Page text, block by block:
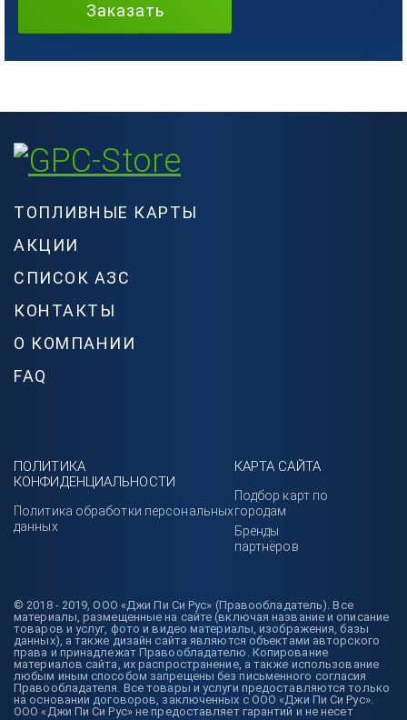
Заказать
ТОПЛИВНЫЕ КАРТЫ
АКЦИИ
СПИСОК АЗС
КОНТАКТЫ
О КОМПАНИИ
FAQ
© 2018 - 2019, ООО «Джи Пи Си Рус» (Правообладатель). Все
материалы, размещенные на сайте (включая название и описание
товаров и услуг, фото и видео материалы, изображения, базы
данных), а также дизайн сайта являются объектами авторского
права и принадлежат Правообладателю. Копирование
материалов сайта, их распространение, а также использование
любым иным способом запрещены без письменного согласия
Правообладателя. Все товары и услуги предоставляются только
на основании договоров, заключенных с ООО «Джи Пи Си Рус».
ООО «Джи Пи Си Рус» не предоставляет гарантий и не несет
ПОЛИТИКА
КОНФИДЕНЦИАЛЬНОСТИ
Политика обработки персональных
данных
КАРТА САЙТА
Подбор карт по
городам
Бренды
партнёров